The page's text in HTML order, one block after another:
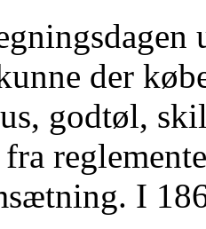
der
godtøl,
I